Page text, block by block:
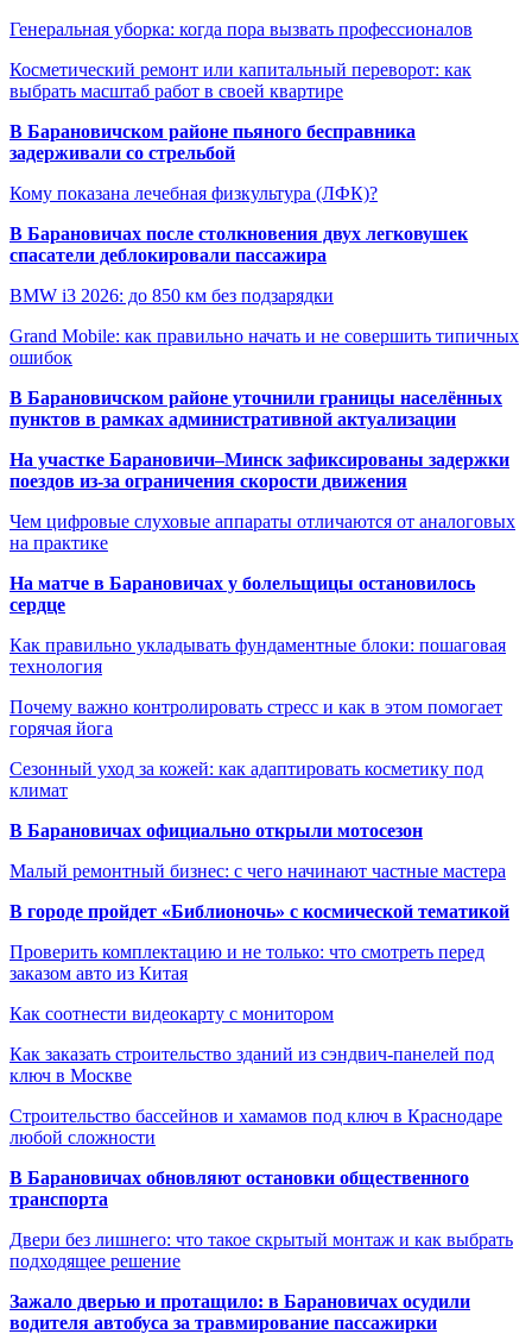
Генеральная уборка: когда пора вызвать профессионалов
Косметический ремонт или капитальный переворот: как
выбрать масштаб работ в своей квартире
В Барановичском районе пьяного бесправника
задерживали со стрельбой
Кому показана лечебная физкультура (ЛФК)?
В Барановичах после столкновения двух легковушек
спасатели деблокировали пассажира
BMW i3 2026: до 850 км без подзарядки
Grand Mobile: как правильно начать и не совершить типичных
ошибок
В Барановичском районе уточнили границы населённых
пунктов в рамках административной актуализации
На участке Барановичи–Минск зафиксированы задержки
поездов из-за ограничения скорости движения
Чем цифровые слуховые аппараты отличаются от аналоговых
на практике
На матче в Барановичах у болельщицы остановилось
сердце
Как правильно укладывать фундаментные блоки: пошаговая
технология
Почему важно контролировать стресс и как в этом помогает
горячая йога
Сезонный уход за кожей: как адаптировать косметику под
климат
В Барановичах официально открыли мотосезон
Малый ремонтный бизнес: с чего начинают частные мастера
В городе пройдет «Библионочь» с космической тематикой
Проверить комплектацию и не только: что смотреть перед
заказом авто из Китая
Как соотнести видеокарту с монитором
Как заказать строительство зданий из сэндвич-панелей под
ключ в Москве
Строительство бассейнов и хамамов под ключ в Краснодаре
любой сложности
В Барановичах обновляют остановки общественного
транспорта
Двери без лишнего: что такое скрытый монтаж и как выбрать
подходящее решение
Зажало дверью и протащило: в Барановичах осудили
водителя автобуса за травмирование пассажирки